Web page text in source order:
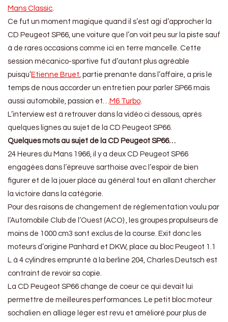
Mans Classic.
Ce fut un moment magique quand il s’est agi d’approcher la
CD Peugeot SP66, une voiture que l’on voit peu sur la piste sauf
à de rares occasions comme ici en terre mancelle. Cette
session mécanico-sportive fut d’autant plus agréable
puisqu’Etienne Bruet, partie prenante dans l’affaire, a pris le
temps de nous accorder un entretien pour parler SP66 mais
aussi automobile, passion et… M6 Turbo.
L’interview est à retrouver dans la vidéo ci dessous, après
quelques lignes au sujet de la CD Peugeot SP66.
Quelques mots au sujet de la CD Peugeot SP66…
24 Heures du Mans 1966, il y a deux CD Peugeot SP66
engagées dans l’épreuve sarthoise avec l’espoir de bien
figurer et de la jouer placé au général tout en allant chercher
la victoire dans la catégorie.
Pour des raisons de changement de réglementation voulu par
l’Automobile Club de l’Ouest (ACO) , les groupes propulseurs de
moins de 1000 cm3 sont exclus de la course. Exit donc les
moteurs d’origine Panhard et DKW, place au bloc Peugeot 1.1
L à 4 cylindres emprunté à la berline 204, Charles Deutsch est
contraint de revoir sa copie.
La CD Peugeot SP66 change de coeur ce qui devait lui
permettre de meilleures performances. Le petit bloc moteur
sochalien en alliage léger est revu et amélioré pour plus de